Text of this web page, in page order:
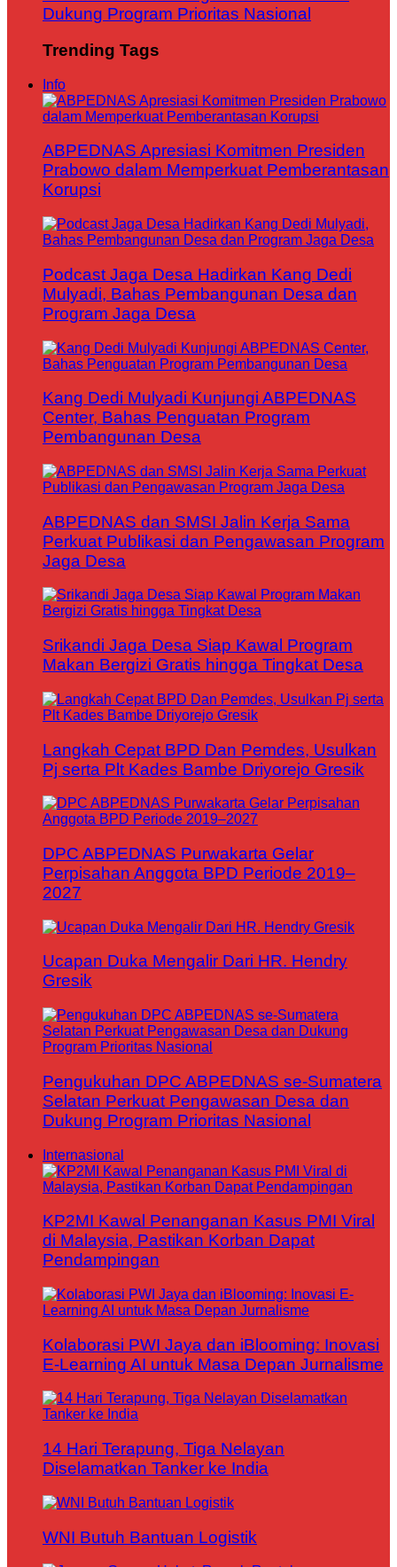
Dukung Program Prioritas Nasional
Trending Tags
Info
ABPEDNAS Apresiasi Komitmen Presiden
Prabowo dalam Memperkuat Pemberantasan
Korupsi
Podcast Jaga Desa Hadirkan Kang Dedi
Mulyadi, Bahas Pembangunan Desa dan
Program Jaga Desa
Kang Dedi Mulyadi Kunjungi ABPEDNAS
Center, Bahas Penguatan Program
Pembangunan Desa
ABPEDNAS dan SMSI Jalin Kerja Sama
Perkuat Publikasi dan Pengawasan Program
Jaga Desa
Srikandi Jaga Desa Siap Kawal Program
Makan Bergizi Gratis hingga Tingkat Desa
Langkah Cepat BPD Dan Pemdes, Usulkan
Pj serta Plt Kades Bambe Driyorejo Gresik
DPC ABPEDNAS Purwakarta Gelar
Perpisahan Anggota BPD Periode 2019–
2027
Ucapan Duka Mengalir Dari HR. Hendry
Gresik
Pengukuhan DPC ABPEDNAS se-Sumatera
Selatan Perkuat Pengawasan Desa dan
Dukung Program Prioritas Nasional
Internasional
KP2MI Kawal Penanganan Kasus PMI Viral
di Malaysia, Pastikan Korban Dapat
Pendampingan
Kolaborasi PWI Jaya dan iBlooming: Inovasi
E-Learning AI untuk Masa Depan Jurnalisme
14 Hari Terapung, Tiga Nelayan
Diselamatkan Tanker ke India
WNI Butuh Bantuan Logistik